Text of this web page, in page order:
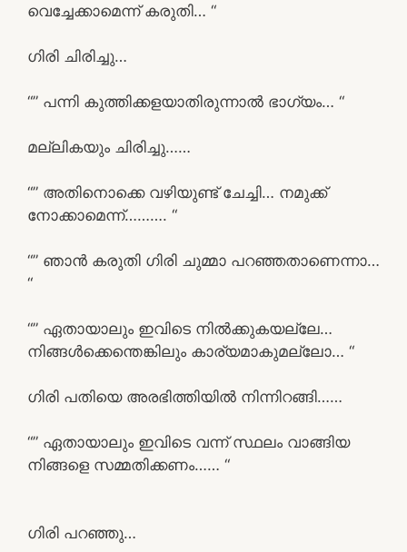
വെച്ചേക്കാമെന്ന് കരുതി… “
ഗിരി ചിരിച്ചു…
“” പന്നി കുത്തിക്കളയാതിരുന്നാൽ ഭാഗ്യം… “
മല്ലികയും ചിരിച്ചു……
“” അതിനൊക്കെ വഴിയുണ്ട് ചേച്ചി… നമുക്ക്
നോക്കാമെന്ന്………. “
“” ഞാൻ കരുതി ഗിരി ചുമ്മാ പറഞ്ഞതാണെന്നാ…
“
“” ഏതായാലും ഇവിടെ നിൽക്കുകയല്ലേ…
നിങ്ങൾക്കെന്തെങ്കിലും കാര്യമാകുമല്ലോ… “
ഗിരി പതിയെ അരഭിത്തിയിൽ നിന്നിറങ്ങി……
“” ഏതായാലും ഇവിടെ വന്ന് സ്ഥലം വാങ്ങിയ
നിങ്ങളെ സമ്മതിക്കണം…… “
ഗിരി പറഞ്ഞു…